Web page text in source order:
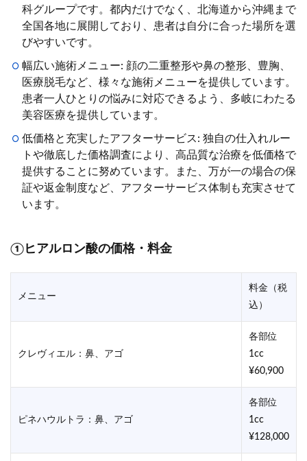
科グループです。都内だけでなく、北海道から沖縄まで
全国各地に展開しており、患者は自分に合った場所を選
びやすいです。
幅広い施術メニュー: 顔の二重整形や鼻の整形、豊胸、
医療脱毛など、様々な施術メニューを提供しています。
患者一人ひとりの悩みに対応できるよう、多岐にわたる
美容医療を提供しています。
低価格と充実したアフターサービス: 独自の仕入れルー
トや徹底した価格調査により、高品質な治療を低価格で
提供することに努めています。また、万が一の場合の保
証や返金制度など、アフターサービス体制も充実させて
います。
①ヒアルロン酸の価格・料金
メニュー
料金（税
込）
クレヴィエル：鼻、アゴ
各部位
1cc
¥60,900
ピネハウルトラ：鼻、アゴ
各部位
1cc
¥128,000